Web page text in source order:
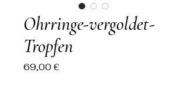
Ohrringe-vergoldet-
Tropfen
69,00 €